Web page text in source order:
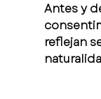
Antes y
reflejan